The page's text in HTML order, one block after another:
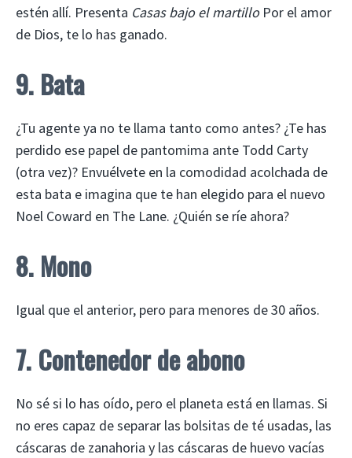
estén allí. Presenta Casas bajo el martilloPor el amor
de Dios, te lo has ganado.
9. Bata
¿Tu agente ya no te llama tanto como antes? ¿Te has
perdido ese papel de pantomima ante Todd Carty
(otra vez)? Envuélvete en la comodidad acolchada de
esta bata e imagina que te han elegido para el nuevo
Noel Coward en The Lane. ¿Quién se ríe ahora?
8. Mono
Igual que el anterior, pero para menores de 30 años.
7. Contenedor de abono
No sé si lo has oído, pero el planeta está en llamas. Si
no eres capaz de separar las bolsitas de té usadas, las
cáscaras de zanahoria y las cáscaras de huevo vacías